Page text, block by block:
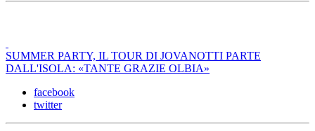
SUMMER PARTY, IL TOUR DI JOVANOTTI PARTE
DALL'ISOLA: «TANTE GRAZIE OLBIA»
facebook
twitter